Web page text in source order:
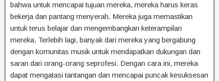
bahwa untuk mencapai tujuan mereka, mereka harus keras
bekerja dan pantang menyerah. Mereka juga memastikan
untuk terus belajar dan mengembangkan keterampilan
mereka. Terlebih lagi, banyak dari mereka yang bergabung
dengan komunitas musik untuk mendapatkan dukungan dan
saran dari orang-orang seprofesi. Dengan cara ini, mereka
dapat mengatasi tantangan dan mencapai puncak kesuksesan